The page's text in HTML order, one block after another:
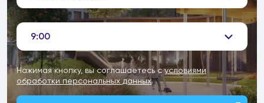
9:00
Нажимая кнопку, вы соглашаетесь сусловиями
обработки персональных данных